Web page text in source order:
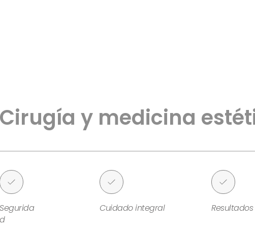
Cirugía y medicina
Segurida
d
Cuidado integral